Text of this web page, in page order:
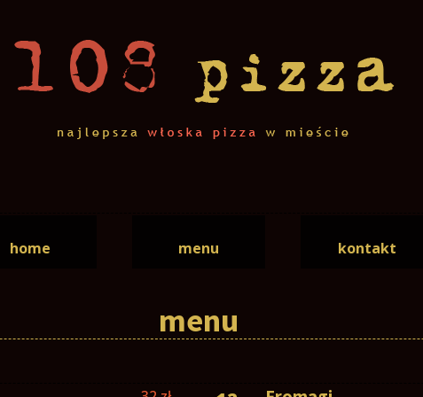
home menu kontakt
menu